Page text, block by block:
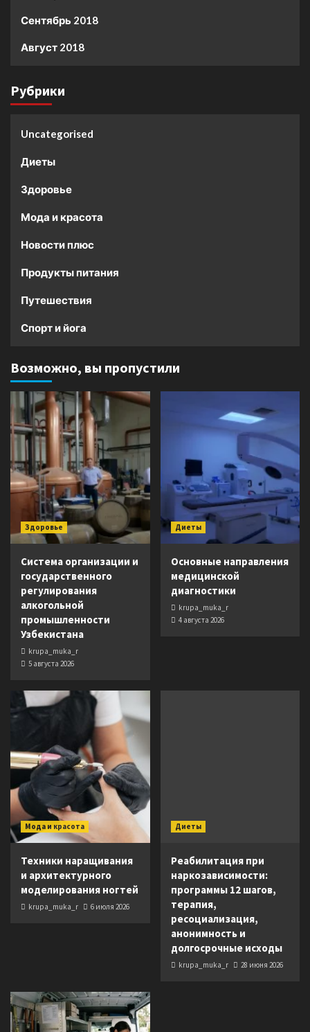
Сентябрь 2018
Август 2018
Рубрики
Uncategorised
Диеты
Здоровье
Мода и красота
Новости плюс
Продукты питания
Путешествия
Спорт и йога
Возможно, вы пропустили
Здоровье
Система организации и
государственного
регулирования
алкогольной
промышленности
Узбекистана
krupa_muka_r
5 августа 2026
Диеты
Основные направления
медицинской
диагностики
krupa_muka_r
4 августа 2026
Мода и красота
Техники наращивания
и архитектурного
моделирования ногтей
krupa_muka_r 6 июля 2026
Диеты
Реабилитация при
наркозависимости:
программы 12 шагов,
терапия,
ресоциализация,
анонимность и
долгосрочные исходы
krupa_muka_r 28 июня 2026